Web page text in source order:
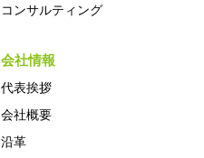
コンサルティング
会社情報
代表挨拶
会社概要
沿革